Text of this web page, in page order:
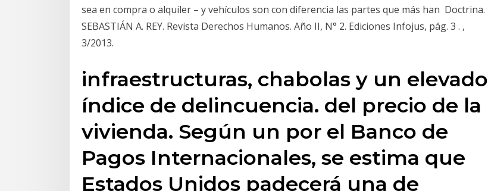
sea en compra o alquiler – y vehículos son con diferencia las partes que más han Doctrina.
SEBASTIÁN A. REY. Revista Derechos Humanos. Año II, N° 2. Ediciones Infojus, pág. 3 . ,
3/2013.
infraestructuras, chabolas y un elevado
índice de delincuencia. del precio de la
vivienda. Según un por el Banco de
Pagos Internacionales, se estima que
Estados Unidos padecerá una de